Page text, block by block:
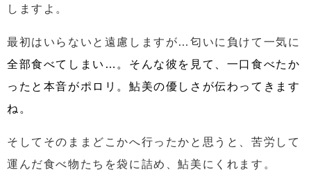
しますよ。
最初はいらないと遠慮しますが…匂いに負けて一気に
全部食べてしまい…。そんな彼を見て、一口食べたか
ったと本音がポロリ。鮎美の優しさが伝わってきます
ね。
そしてそのままどこかへ行ったかと思うと、苦労して
運んだ食べ物たちを袋に詰め、鮎美にくれます。